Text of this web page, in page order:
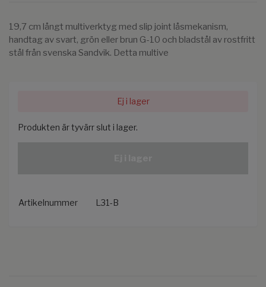
19,7 cm långt multiverktyg med slip joint låsmekanism,
handtag av svart, grön eller brun G-10 och bladstål av rostfritt
stål från svenska Sandvik. Detta multive
Ej i lager
Produkten är tyvärr slut i lager.
Artikelnummer L31-B